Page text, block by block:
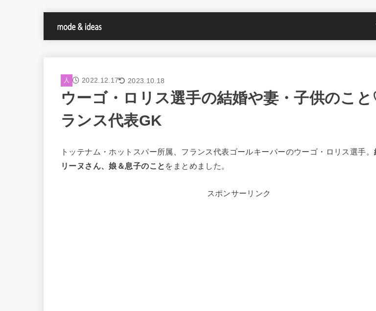
人 2022.12.17 2023.10.18
ウーゴ・ロリス選手の結婚や妻・子供のこ
ランス代表GK
トッテナム・ホットスパー所属、フランス代表ゴールキーパーのウーゴ・ロリス選手。
リーヌさん、娘＆息子のこと をまとめました。
スポンサーリンク